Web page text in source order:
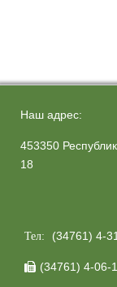
Наш адрес:
453350
18
Тел: (34761) 4-
 (34761) 4-06-